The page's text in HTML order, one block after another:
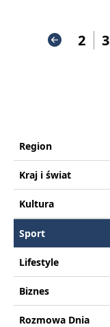
2 3
Region
Kraj i świat
Kultura
Sport
Lifestyle
Biznes
Rozmowa Dnia